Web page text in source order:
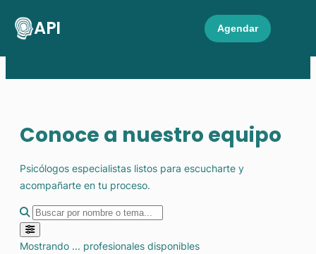
API Agendar
Conoce a nuestro equipo
Psicólogos especialistas listos para escucharte y
acompañarte en tu proceso.
Enfoque Terapéutico
Mostrando ... profesionales disponibles